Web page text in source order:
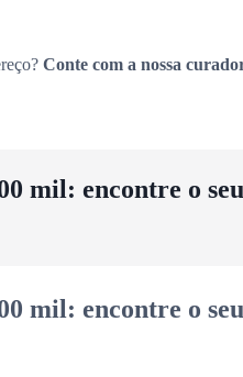
Conte com a nossa
mil: encontre o
mil: encontre o